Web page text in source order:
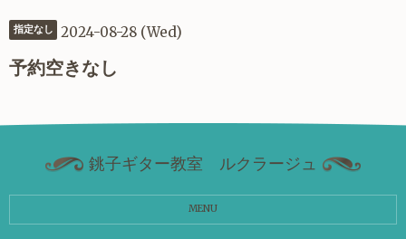
指定なし 2024-08-28 (Wed)
予約空きなし
銚子ギター教室 ルクラージュ
MENU